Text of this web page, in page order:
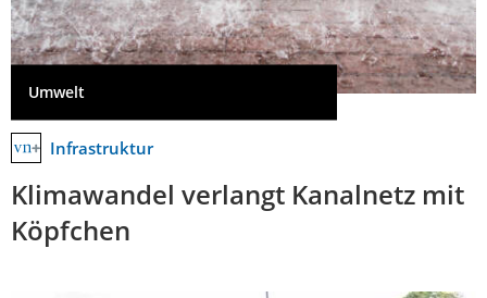
Umwelt
Infrastruktur
Klimawandel verlangt Kanalnetz mit
Köpfchen